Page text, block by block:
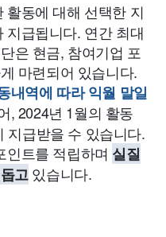
활동에 대해 선택한 지
지급됩니다. 연간 최대
은 현금, 참여기업 포
마련되어 있습니다.
내역에 따라 익월 말일
, 2024년 1월의 활동
지급받을 수 있습니다.
인트를 적립하며 실질
고있습니다.